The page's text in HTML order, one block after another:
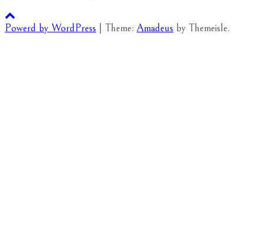
Powerd by WordPress Theme: Amadeus by Themeisle.